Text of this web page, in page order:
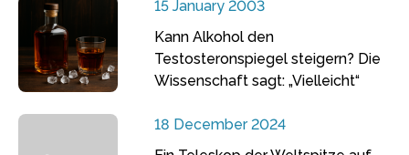
15 January 2003
Kann Alkohol den
Testosteronspiegel steigern? Die
Wissenschaft sagt: „Vielleicht“
18 December 2024